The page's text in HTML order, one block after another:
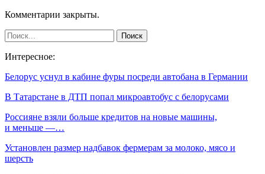
Комментарии закрыты.
Интересное:
Белорус уснул в кабине фуры посреди автобана в Германии
В Татарстане в ДТП попал микроавтобус с белорусами
Россияне взяли больше кредитов на новые машины,
и меньше —…
Установлен размер надбавок фермерам за молоко, мясо и
шерсть